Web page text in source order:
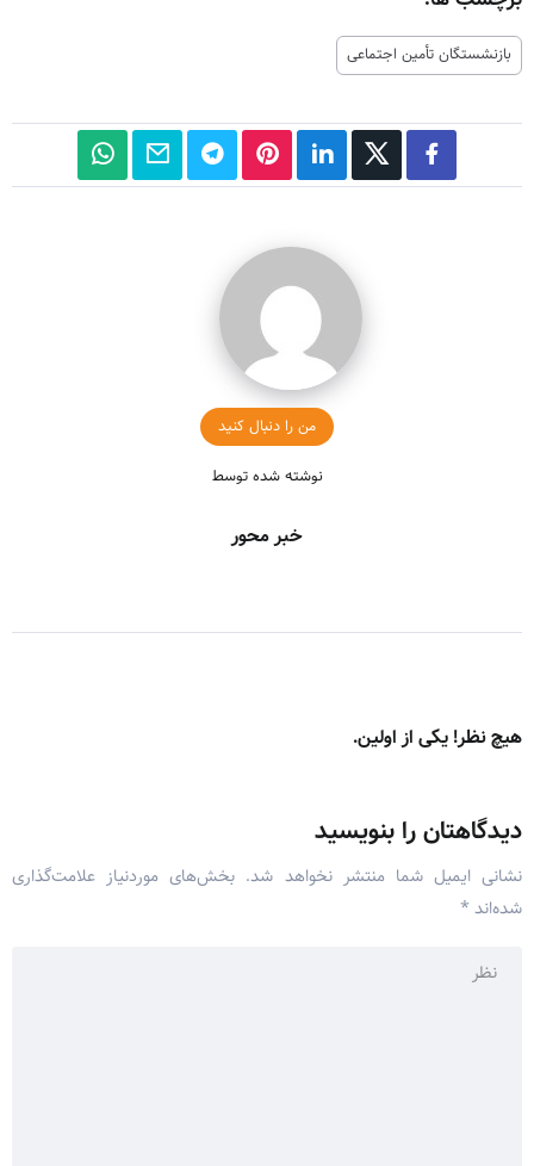
بازنشستگان تأمین اجتماعی
من را دنبال کنید
نوشته شده توسط
خبر محور
هیچ نظر! یکی از اولین.
دیدگاهتان را بنویسید
نشانی ایمیل شما منتشر نخواهد شد. بخش‌های موردنیاز علامت‌گذاری
شده‌اند *